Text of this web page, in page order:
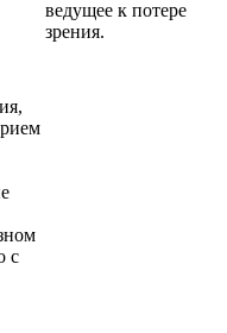
с
ведущее к потере
зрения.